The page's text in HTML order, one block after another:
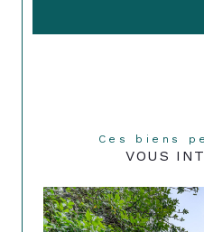
Ces biens
VOUS